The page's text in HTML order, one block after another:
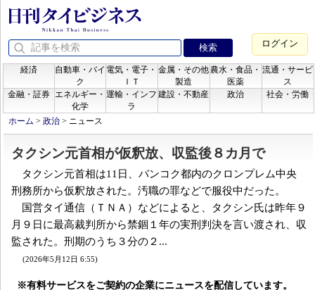
ログイン
経済
自動車・バイ
ク
電気・電子・
ＩＴ
金属・その他
製造
農水・食品・
医薬
流通・サービ
ス
金融・証券
エネルギー・
化学
運輸・インフ
ラ
建設・不動産 政治 社会・労働
ホーム > 政治 > ニュース
タクシン元首相が仮釈放、収監後８カ月で
タクシン元首相は11日、バンコク都内のクロンプレム中央
刑務所から仮釈放された。汚職の罪などで服役中だった。
国営タイ通信（ＴＮＡ）などによると、タクシン氏は昨年９
月９日に最高裁判所から禁錮１年の実刑判決を言い渡され、収
監された。刑期のうち３分の２...
(2026年5月12日 6:55)
※有料サービスをご契約の企業にニュースを配信しています。